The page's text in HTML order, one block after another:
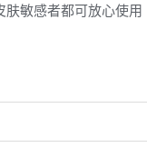
敏感者都可放心使用